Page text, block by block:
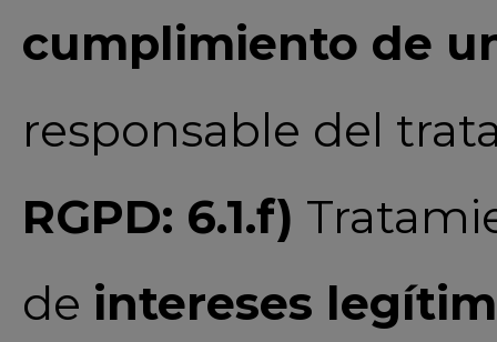
cumplimiento de
responsable del
RGPD: 6.1.f)
de intereses